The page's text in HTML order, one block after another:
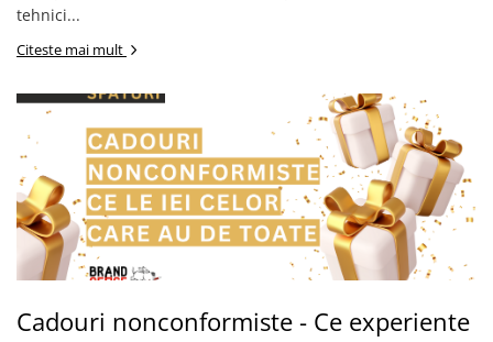
tehnici...
Citeste mai mult
Cadouri nonconformiste - Ce experiente